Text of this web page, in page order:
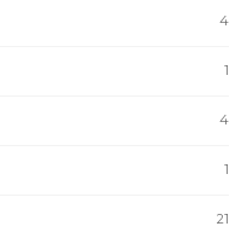
4
1
4
1
21